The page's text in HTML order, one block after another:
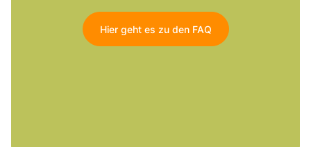
Hier geht es zu den FAQ